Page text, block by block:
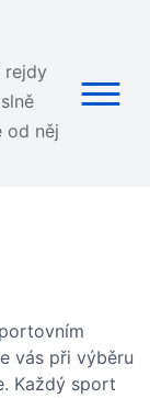
rejdy
od něj
vás při výběru
Každý sport